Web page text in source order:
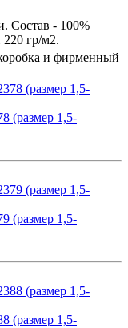
Состав - 100%
220 гр/м2.
и фирменный
(размер 1,5-
(размер 1,5-
(размер 1,5-